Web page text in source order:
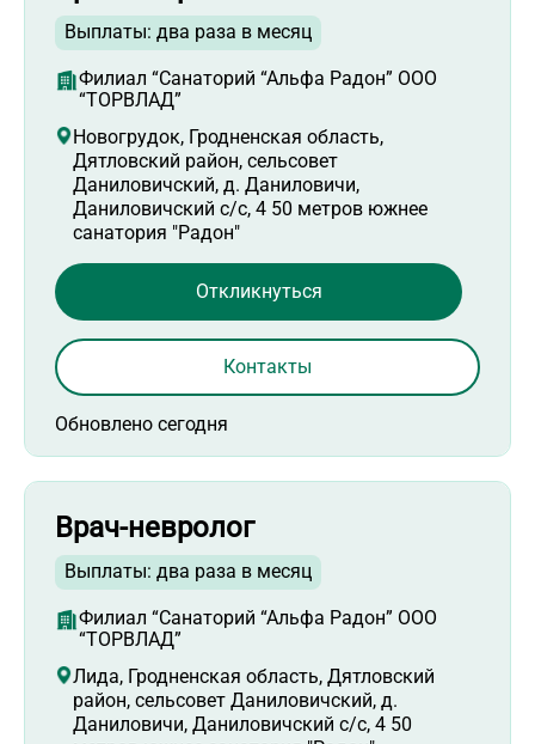
Выплаты: два раза в месяц
Филиал “Санаторий “Альфа Радон” ООО
“ТОРВЛАД”
Новогрудок, Гродненская область,
Дятловский район, сельсовет
Даниловичский, д. Даниловичи,
Даниловичский с/с, 4 50 метров южнее
санатория "Радон"
Обновлено сегодня
Откликнуться
Контакты
Врач-невролог
Выплаты: два раза в месяц
Филиал “Санаторий “Альфа Радон” ООО
“ТОРВЛАД”
Лида, Гродненская область, Дятловский
район, сельсовет Даниловичский, д.
Даниловичи, Даниловичский с/с, 4 50